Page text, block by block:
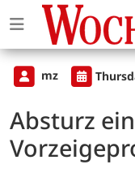
mz
Absturz